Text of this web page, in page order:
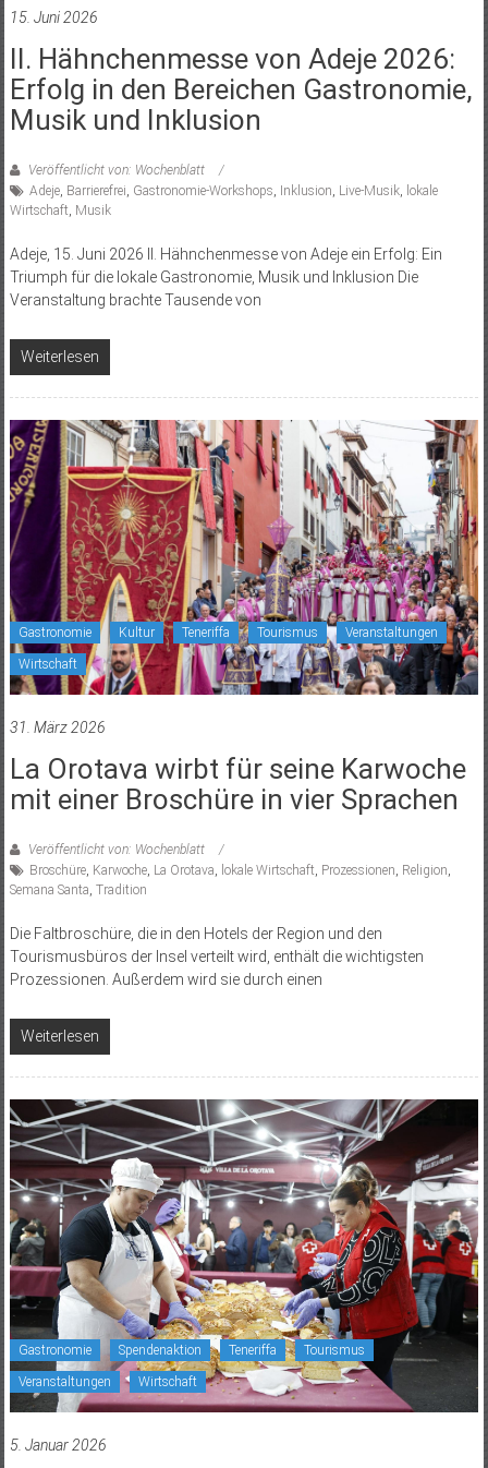
15. Juni 2026
II. Hähnchenmesse von Adeje 2026:
Erfolg in den Bereichen Gastronomie,
Musik und Inklusion
Veröffentlicht von: Wochenblatt
Adeje, Barrierefrei, Gastronomie-Workshops, Inklusion, Live-Musik, lokale
Wirtschaft, Musik
Adeje, 15. Juni 2026 II. Hähnchenmesse von Adeje ein Erfolg: Ein
Triumph für die lokale Gastronomie, Musik und Inklusion Die
Veranstaltung brachte Tausende von
Weiterlesen
Gastronomie Kultur Teneriffa Tourismus Veranstaltungen
Wirtschaft
31. März 2026
La Orotava wirbt für seine Karwoche
mit einer Broschüre in vier Sprachen
Veröffentlicht von: Wochenblatt
Broschüre, Karwoche, La Orotava, lokale Wirtschaft, Prozessionen, Religion,
Semana Santa, Tradition
Die Faltbroschüre, die in den Hotels der Region und den
Tourismusbüros der Insel verteilt wird, enthält die wichtigsten
Prozessionen. Außerdem wird sie durch einen
Weiterlesen
Gastronomie Spendenaktion Teneriffa Tourismus
Veranstaltungen Wirtschaft
5. Januar 2026